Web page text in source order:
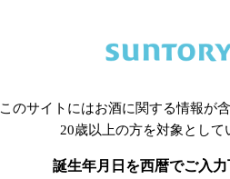
関連ページ
このサイトにはお酒に関する情報が
20歳以上の方を対象として
誕生年月日を西暦でご入力